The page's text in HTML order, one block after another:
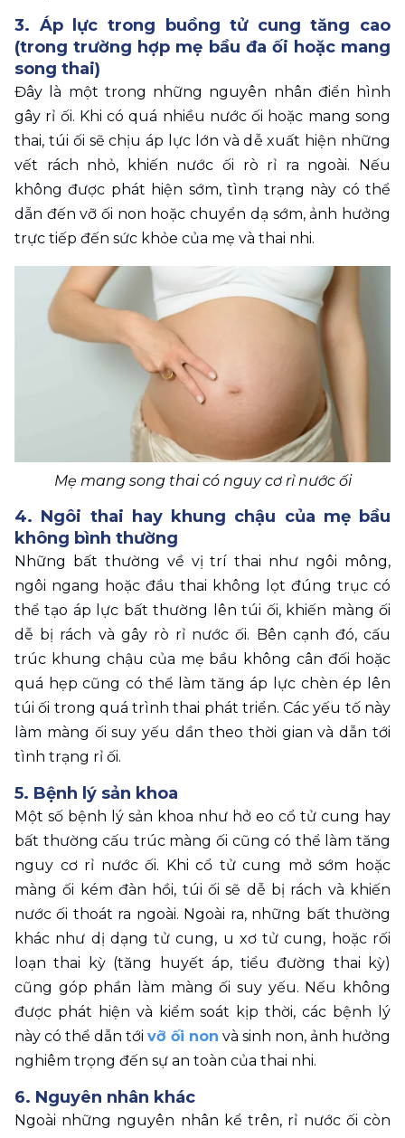
3. Áp lực trong buồng tử cung tăng cao
(trong trường hợp mẹ bầu đa ối hoặc mang
song thai)
Đây là một trong những nguyên nhân điển hình
gây rỉ ối. Khi có quá nhiều nước ối hoặc mang song
thai, túi ối sẽ chịu áp lực lớn và dễ xuất hiện những
vết rách nhỏ, khiến nước ối rò rỉ ra ngoài. Nếu
không được phát hiện sớm, tình trạng này có thể
dẫn đến vỡ ối non hoặc chuyển dạ sớm, ảnh hưởng
trực tiếp đến sức khỏe của mẹ và thai nhi.
Mẹ mang song thai có nguy cơ rỉ nước ối
4. Ngôi thai hay khung chậu của mẹ bầu
không bình thường
Những bất thường về vị trí thai như ngôi mông,
ngôi ngang hoặc đầu thai không lọt đúng trục có
thể tạo áp lực bất thường lên túi ối, khiến màng ối
dễ bị rách và gây rò rỉ nước ối. Bên cạnh đó, cấu
trúc khung chậu của mẹ bầu không cân đối hoặc
quá hẹp cũng có thể làm tăng áp lực chèn ép lên
túi ối trong quá trình thai phát triển. Các yếu tố này
làm màng ối suy yếu dần theo thời gian và dẫn tới
tình trạng rỉ ối.
5. Bệnh lý sản khoa
Một số bệnh lý sản khoa như hở eo cổ tử cung hay
bất thường cấu trúc màng ối cũng có thể làm tăng
nguy cơ rỉ nước ối. Khi cổ tử cung mở sớm hoặc
màng ối kém đàn hồi, túi ối sẽ dễ bị rách và khiến
nước ối thoát ra ngoài. Ngoài ra, những bất thường
khác như dị dạng tử cung, u xơ tử cung, hoặc rối
loạn thai kỳ (tăng huyết áp, tiểu đường thai kỳ)
cũng góp phần làm màng ối suy yếu. Nếu không
được phát hiện và kiểm soát kịp thời, các bệnh lý
này có thể dẫn tới vỡ ối non và sinh non, ảnh hưởng
nghiêm trọng đến sự an toàn của thai nhi.
6. Nguyên nhân khác
Ngoài những nguyên nhân kể trên, rỉ nước ối còn